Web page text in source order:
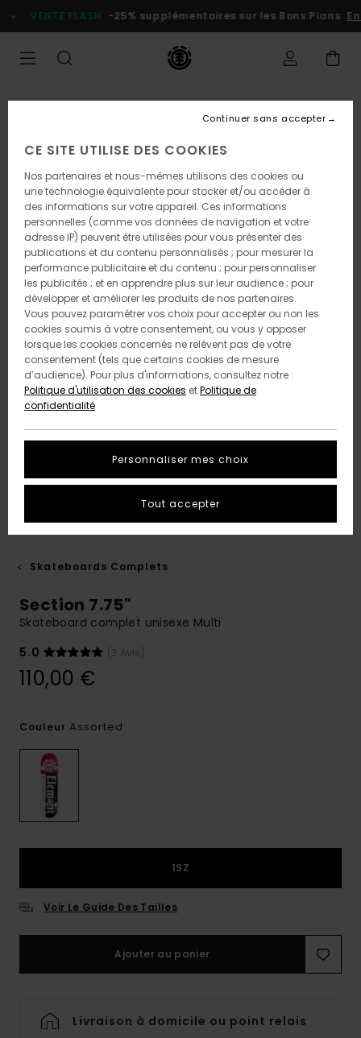
l'information
VENTE FLASH -25% supplémentaires sur les Bons Plans En
Skateboards Complets
Section 7.75"
Skateboard complet unisexe Multi
5.0
(3 Avis)
110,00 €
Couleur Assorted
1SZ
Voir Le Guide Des Tailles
Ajouter au panier
Livraison à domicile ou point relais
CE SITE UTILISE DES COOKIES
Nos partenaires et nous-mêmes utilisons des cookies ou
une technologie équivalente pour stocker et/ou accéder à
des informations sur votre appareil. Ces informations
personnelles (comme vos données de navigation et votre
adresse IP) peuvent être utilisées pour vous présenter des
publications et du contenu personnalisés ; pour mesurer la
performance publicitaire et du contenu ; pour personnaliser
les publicités ; et en apprendre plus sur leur audience ; pour
développer et améliorer les produits de nos partenaires.
Vous pouvez paramétrer vos choix pour accepter ou non les
cookies soumis à votre consentement, ou vous y opposer
lorsque les cookies concernés ne relèvent pas de votre
consentement (tels que certains cookies de mesure
d’audience). Pour plus d'informations, consultez notre :
Politique d'utilisation des cookies etPolitique de
confidentialité
Personnaliser mes choix
Continuer sans accepter
Tout accepter